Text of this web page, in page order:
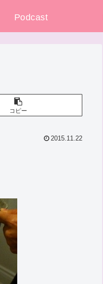
Podcast
コピー
2015.11.22